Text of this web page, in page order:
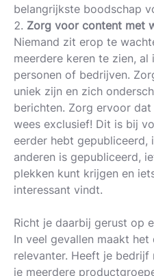
belangrijkste boodschap
Zorg voor content met
Niemand zit erop te
meerdere keren te zien,
personen of bedrijven.
uniek zijn en zich
berichten. Zorg ervoor
wees exclusief! Dit is bij
eerder hebt
anderen is gepubliceerd,
plekken kunt krijgen en
interessant vindt.
Richt je daarbij gerust op
In veel gevallen maakt
relevanter. Heeft je bedrijf
je meerdere